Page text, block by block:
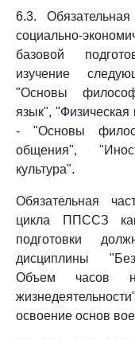
6.3.
социально-
базовой
изучение
"Основы
язык", "Физическая
- "Основы
общения",
культура".
Обязательная
цикла ППССЗ
подготовки
дисциплины
Объем часов
освоение основ